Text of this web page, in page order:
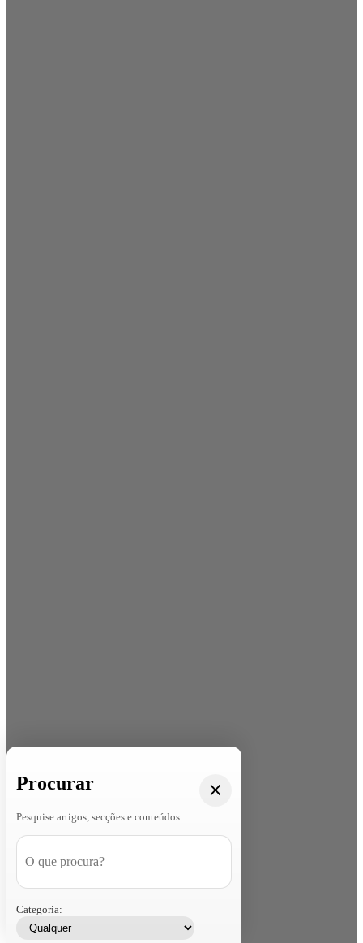
Procurar
Pesquise artigos, secções e conteúdos
Categoria: